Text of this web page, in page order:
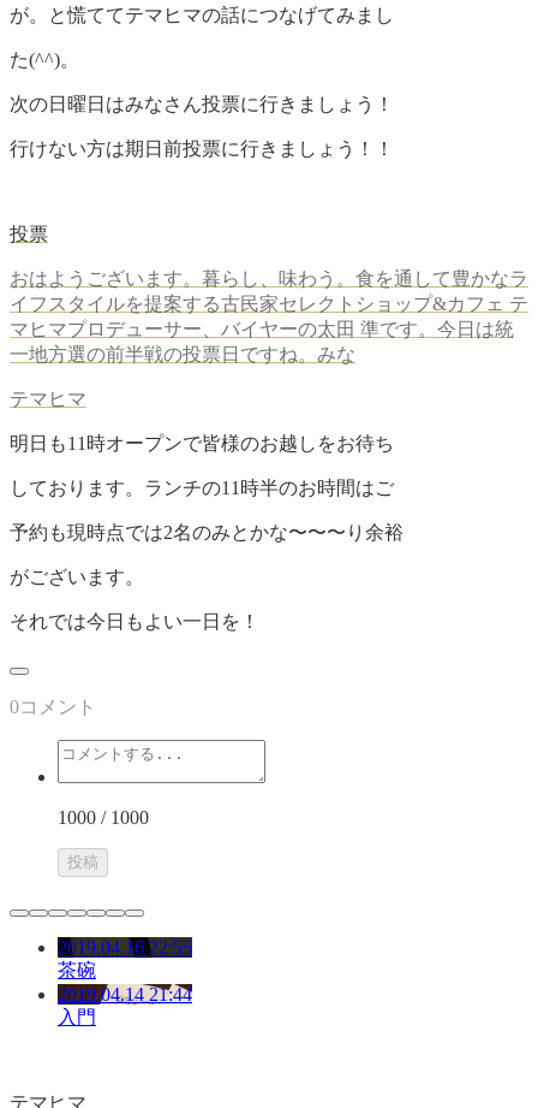
が。と慌ててテマヒマの話につなげてみまし
た(^^)。
次の日曜日はみなさん投票に行きましょう！
行けない方は期日前投票に行きましょう！！
投票
おはようございます。暮らし、味わう。食を通して豊かなラ
イフスタイルを提案する古民家セレクトショップ&カフェ テ
マヒマプロデューサー、バイヤーの太田 準です。今日は統
一地方選の前半戦の投票日ですね。みな
テマヒマ
明日も11時オープンで皆様のお越しをお待ち
しております。 ランチの11時半のお時間はご
予約も現時点では2名のみとかな〜〜〜り余裕
がございます。
それでは今日もよい一日を！
0コメント
1000 / 1000
投稿
2019.04.16 22:55
茶碗
2019.04.14 21:44
入門
テマヒマ